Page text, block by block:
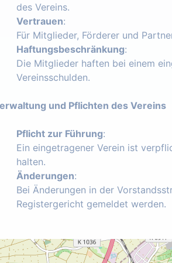
des Vereins.
Vertrauen:
Für Mitglieder, Förderer und
Haftungsbeschränkung:
Die Mitglieder haften bei einem
Vereinsschulden.
und Pflichten des Vereins
Pflicht zur Führung:
Ein eingetragener Verein ist
halten.
Änderungen:
Bei Änderungen in der
Registergericht gemeldet werden.